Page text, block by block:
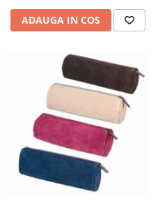
ADAUGA IN COS